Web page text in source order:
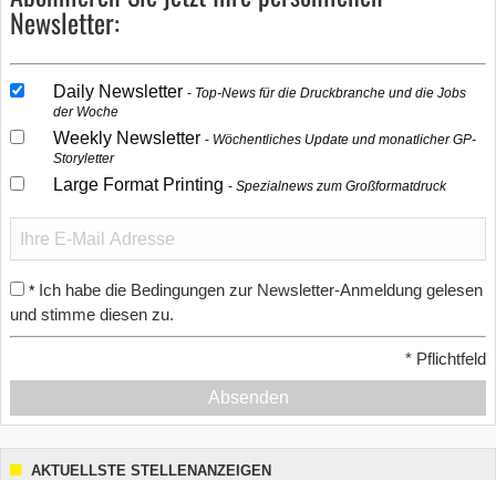
Newsletter:
Daily Newsletter
Top-News für die Druckbranche und die Jobs
der Woche
Weekly Newsletter
Wöchentliches Update und monatlicher GP-
Storyletter
Large Format Printing Spezialnews zum Großformatdruck
* Ich habe die Bedingungen zur Newsletter-Anmeldung gelesen
und stimme diesen zu.
* Pflichtfeld
Absenden
AKTUELLSTE STELLENANZEIGEN